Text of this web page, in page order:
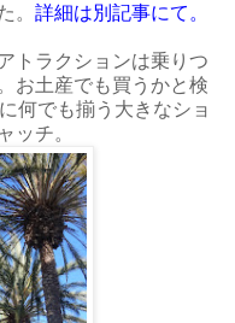
。 詳細は別記事にて。
トラクションは乗りつ
お土産でも買うかと検
何でも揃う大きなショ
ッチ。